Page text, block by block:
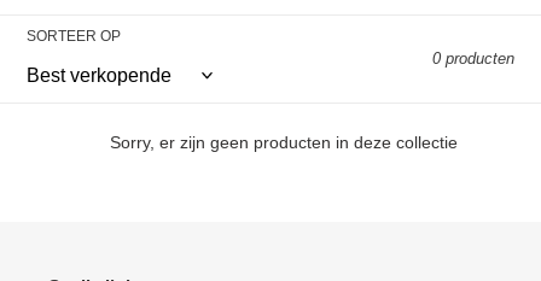
SORTEER OP
0 producten
Sorry, er zijn geen producten in deze collectie